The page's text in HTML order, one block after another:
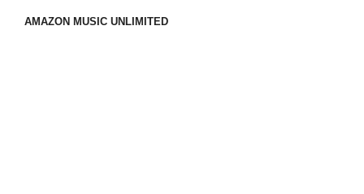
AMAZON MUSIC UNLIMITED